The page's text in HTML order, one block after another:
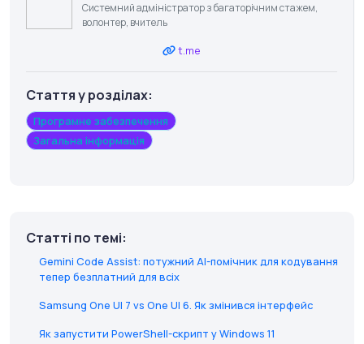
Системний адміністратор з багаторічним стажем,
волонтер, вчитель
t.me
Стаття у розділах:
Програмне забезпечення
Загальна інформація
Статті по темі:
Gemini Code Assist: потужний AI-помічник для кодування
тепер безплатний для всіх
Samsung One UI 7 vs One UI 6. Як змінився інтерфейс
Як запустити PowerShell-скрипт у Windows 11